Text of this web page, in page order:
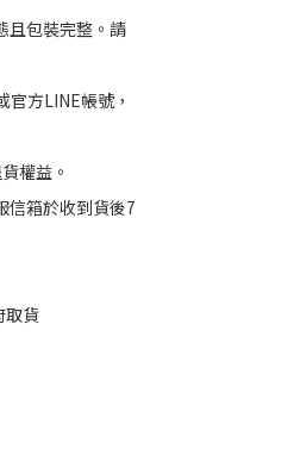
且包裝完整。請
方LINE帳號，
權益。
信箱於收到貨後7
取貨